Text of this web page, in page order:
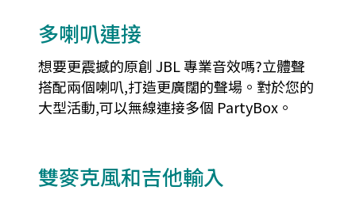
多喇叭連接
想要更震撼的原創 JBL 專業音效嗎?立體聲
搭配兩個喇叭,打造更廣闊的聲場。對於您的
大型活動,可以無線連接多個 PartyBox。
雙麥克風和吉他輸入